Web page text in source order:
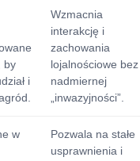
by
i
Wzmacnia
interakcję i
zachowania
lojalnościowe bez
nadmiernej
„inwazyjności”.
w
Pozwala na stałe
usprawnienia i